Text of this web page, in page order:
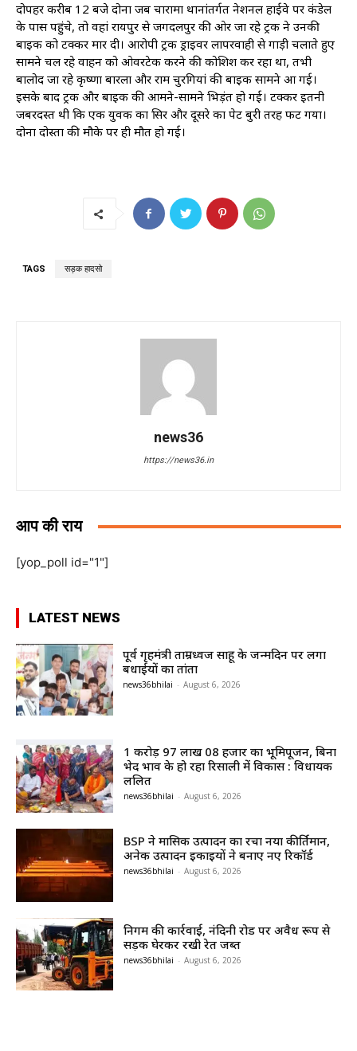
दोपहर करीब 12 बजे दोनों जब चारामा थानांतर्गत नेशनल हाईवे पर कंडेल
के पास पहुंचे, तो वहां रायपुर से जगदलपुर की ओर जा रहे ट्रक ने उनकी
बाइक को टक्कर मार दी। आरोपी ट्रक ड्राइवर लापरवाही से गाड़ी चलाते हुए
सामने चल रहे वाहन को ओवरटेक करने की कोशिश कर रहा था, तभी
बालोद जा रहे कृष्णा बारला और राम चुरगियां की बाइक सामने आ गई।
इसके बाद ट्रक और बाइक की आमने-सामने भिड़ंत हो गई। टक्कर इतनी
जबरदस्त थी कि एक युवक का सिर और दूसरे का पेट बुरी तरह फट गया।
दोनों दोस्तों की मौके पर ही मौत हो गई।
TAGS सड़क हादसो
news36
https://news36.in
आप की राय
[yop_poll id="1"]
LATEST NEWS
पूर्व गृहमंत्री ताम्रध्वज साहू के जन्मदिन पर लगा
बधाईयों का तांता
news36bhilai - August 6, 2026
1 करोड़ 97 लाख 08 हजार का भूमिपूजन, बिना
भेद भाव के हो रहा रिसाली में विकास : विधायक
ललित
news36bhilai - August 6, 2026
BSP ने मासिक उत्पादन का रचा नया कीर्तिमान,
अनेक उत्पादन इकाइयों ने बनाए नए रिकॉर्ड
news36bhilai - August 6, 2026
निगम की कार्रवाई, नंदिनी रोड पर अवैध रूप से
सड़क घेरकर रखी रेत जब्त
news36bhilai - August 6, 2026